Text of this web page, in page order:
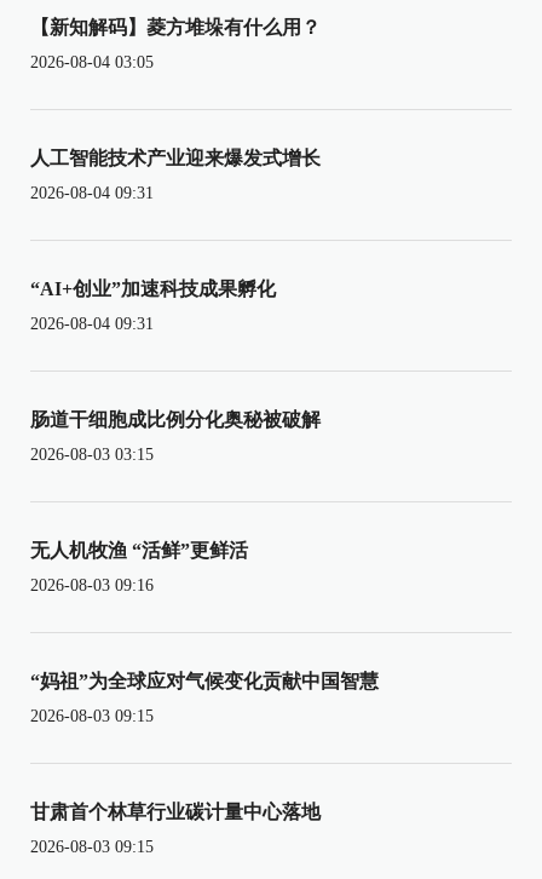
【新知解码】菱方堆垛有什么用？
2026-08-04 03:05
人工智能技术产业迎来爆发式增长
2026-08-04 09:31
“AI+创业”加速科技成果孵化
2026-08-04 09:31
肠道干细胞成比例分化奥秘被破解
2026-08-03 03:15
无人机牧渔 “活鲜”更鲜活
2026-08-03 09:16
“妈祖”为全球应对气候变化贡献中国智慧
2026-08-03 09:15
甘肃首个林草行业碳计量中心落地
2026-08-03 09:15